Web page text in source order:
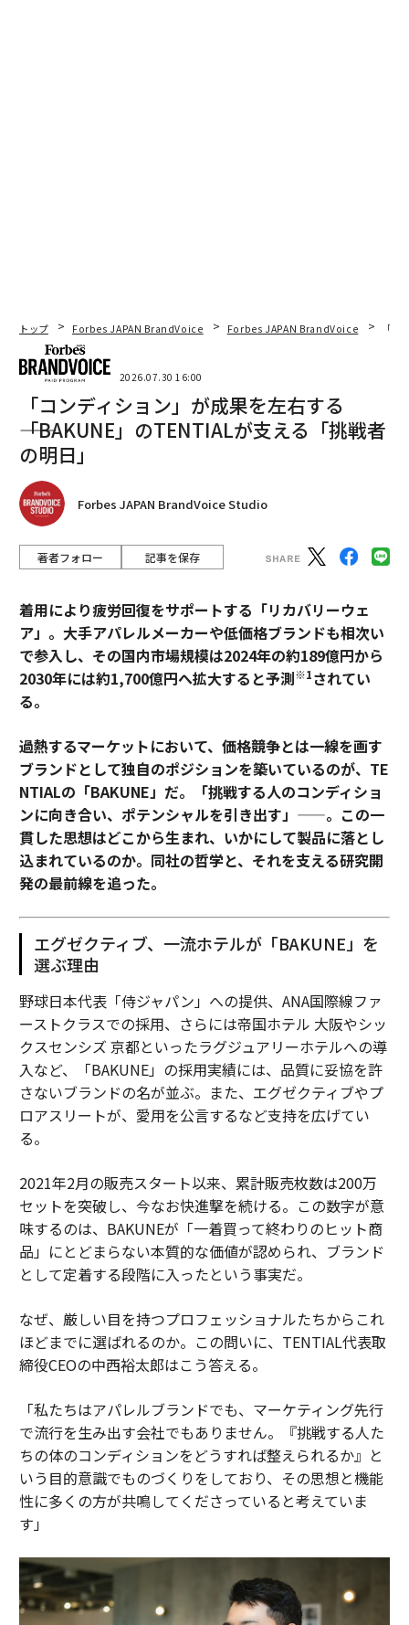
トップ Forbes JAPAN BrandVoice Forbes JAPAN BrandVoice 「
2026.07.30 16:00
「コンディション」が成果を左右する
――「BAKUNE」のTENTIALが支える「挑戦者
の明日」
Forbes JAPAN BrandVoice Studio
著者フォロー 記事を保存
着用により疲労回復をサポートする「リカバリーウェ
ア」。大手アパレルメーカーや低価格ブランドも相次い
で参入し、その国内市場規模は2024年の約189億円から
2030年には約1,700億円へ拡大すると予測※1されてい
る。
過熱するマーケットにおいて、価格競争とは一線を画す
ブランドとして独自のポジションを築いているのが、TE
NTIALの「BAKUNE」だ。「挑戦する人のコンディショ
ンに向き合い、ポテンシャルを引き出す」——。この一
貫した思想はどこから生まれ、いかにして製品に落とし
込まれているのか。同社の哲学と、それを支える研究開
発の最前線を追った。
エグゼクティブ、一流ホテルが「BAKUNE」を
選ぶ理由
野球日本代表「侍ジャパン」への提供、ANA国際線ファ
ーストクラスでの採用、さらには帝国ホテル 大阪やシッ
クスセンシズ 京都といったラグジュアリーホテルへの導
入など、「BAKUNE」の採用実績には、品質に妥協を許
さないブランドの名が並ぶ。また、エグゼクティブやプ
ロアスリートが、愛用を公言するなど支持を広げてい
る。
2021年2月の販売スタート以来、累計販売枚数は200万
セットを突破し、今なお快進撃を続ける。この数字が意
味するのは、BAKUNEが「一着買って終わりのヒット商
品」にとどまらない本質的な価値が認められ、ブランド
として定着する段階に入ったという事実だ。
なぜ、厳しい目を持つプロフェッショナルたちからこれ
ほどまでに選ばれるのか。この問いに、TENTIAL代表取
締役CEOの中西裕太郎はこう答える。
「私たちはアパレルブランドでも、マーケティング先行
で流行を生み出す会社でもありません。『挑戦する人た
ちの体のコンディションをどうすれば整えられるか』と
いう目的意識でものづくりをしており、その思想と機能
性に多くの方が共鳴してくださっていると考えていま
す」